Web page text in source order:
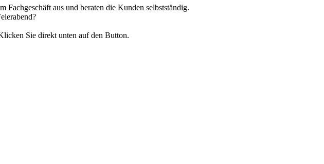
Fachgeschäft aus und beraten die Kunden selbstständig.
Sie direkt unten auf den Button.